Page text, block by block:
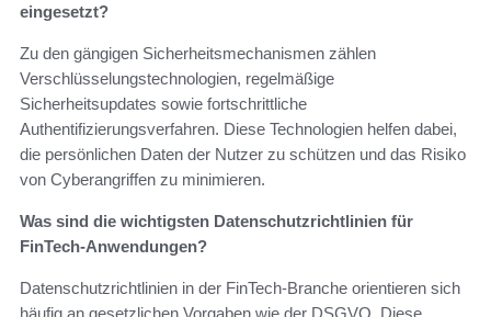
eingesetzt?
Zu den gängigen Sicherheitsmechanismen zählen
Verschlüsselungstechnologien, regelmäßige
Sicherheitsupdates sowie fortschrittliche
Authentifizierungsverfahren. Diese Technologien helfen dabei,
die persönlichen Daten der Nutzer zu schützen und das Risiko
von Cyberangriffen zu minimieren.
Was sind die wichtigsten Datenschutzrichtlinien für
FinTech-Anwendungen?
Datenschutzrichtlinien in der FinTech-Branche orientieren sich
häufig an gesetzlichen Vorgaben wie der DSGVO. Diese